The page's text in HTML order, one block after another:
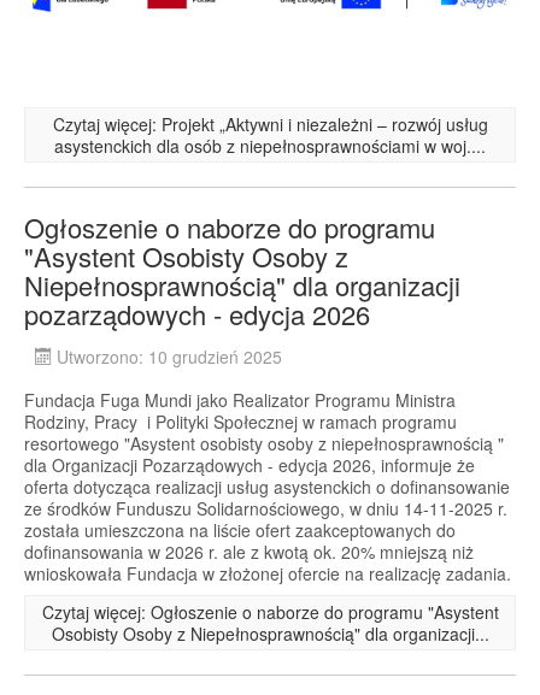
Czytaj więcej: Projekt „Aktywni i niezależni – rozwój usług
asystenckich dla osób z niepełnosprawnościami w woj....
Ogłoszenie o naborze do programu
"Asystent Osobisty Osoby z
Niepełnosprawnością" dla organizacji
pozarządowych - edycja 2026
Utworzono: 10 grudzień 2025
Fundacja Fuga Mundi jako Realizator Programu Ministra
Rodziny, Pracy i Polityki Społecznej w ramach programu
resortowego "Asystent osobisty osoby z niepełnosprawnością "
dla Organizacji Pozarządowych - edycja 2026, informuje że
oferta dotycząca realizacji usług asystenckich o dofinansowanie
ze środków Funduszu Solidarnościowego, w dniu 14-11-2025 r.
została umieszczona na liście ofert zaakceptowanych do
dofinansowania w 2026 r. ale z kwotą ok. 20% mniejszą niż
wnioskowała Fundacja w złożonej ofercie na realizację zadania.
Czytaj więcej: Ogłoszenie o naborze do programu "Asystent
Osobisty Osoby z Niepełnosprawnością" dla organizacji...